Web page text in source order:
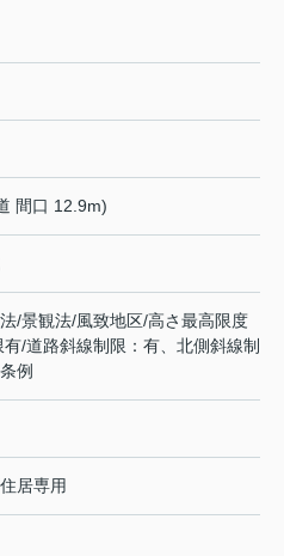
間口 12.9m)
/景観法/風致地区/高さ最高限度
/道路斜線制限：有、北側斜線制
例
居専用